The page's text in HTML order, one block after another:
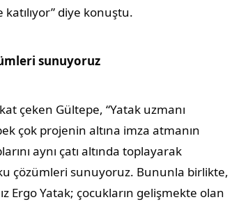
diye konuştu.
sunuyoruz
çeken Gültepe, “Yatak uzmanı
çok projenin altına imza atmanın
aynı çatı altında toplayarak
çözümleri sunuyoruz. Bununla birlikte,
Ergo Yatak; çocukların gelişmekte olan